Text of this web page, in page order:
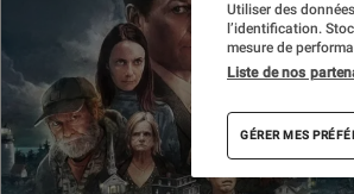
Utiliser des
l’identification.
mesure de
Liste de nos
GÉRER MES